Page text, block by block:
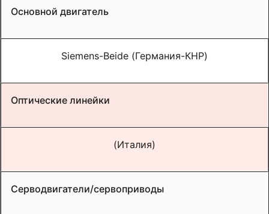
Основной двигатель
Siemens-Beide (Германия-КНР)
Оптические линейки
(Италия)
Серводвигатели/сервоприводы